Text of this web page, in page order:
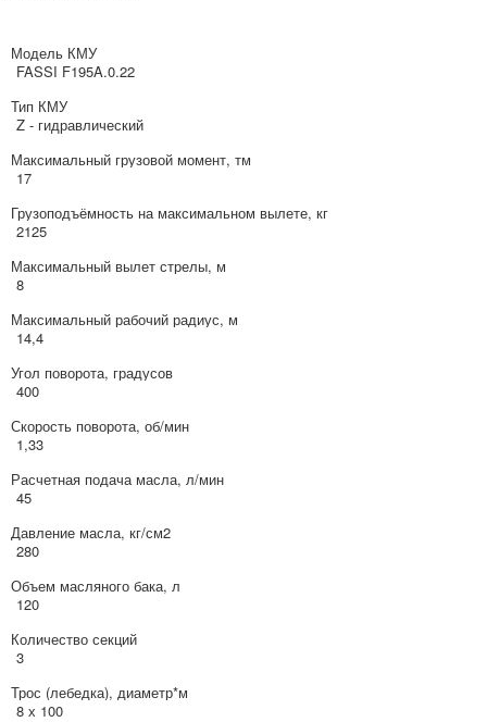
Модель КМУ
FASSI F195A.0.22
Тип КМУ
Z - гидравлический
Максимальный грузовой момент, тм
17
Грузоподъёмность на максимальном вылете, кг
2125
Максимальный вылет стрелы, м
8
Максимальный рабочий радиус, м
14,4
Угол поворота, градусов
400
Скорость поворота, об/мин
1,33
Расчетная подача масла, л/мин
45
Давление масла, кг/см2
280
Объем масляного бака, л
120
Количество секций
3
Трос (лебедка), диаметр*м
8 х 100